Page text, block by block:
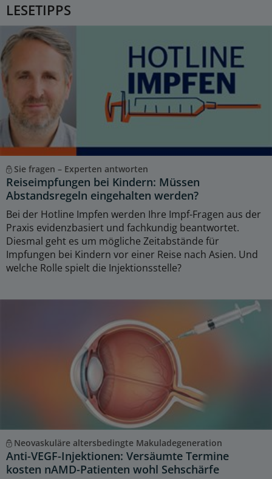
LESETIPPS
Sie fragen – Experten antworten
Reiseimpfungen bei Kindern: Müssen
Abstandsregeln eingehalten werden?
Bei der Hotline Impfen werden Ihre Impf-Fragen aus der
Praxis evidenzbasiert und fachkundig beantwortet.
Diesmal geht es um mögliche Zeitabstände für
Impfungen bei Kindern vor einer Reise nach Asien. Und
welche Rolle spielt die Injektionsstelle?
Neovaskuläre altersbedingte Makuladegeneration
Anti-VEGF-Injektionen: Versäumte Termine
kosten nAMD-Patienten wohl Sehschärfe